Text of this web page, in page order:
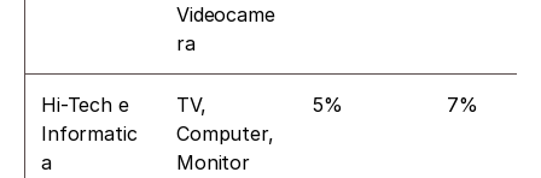
Videocame
ra
Hi-Tech e
Informatic
a
TV,
Computer,
Monitor
5% 7%